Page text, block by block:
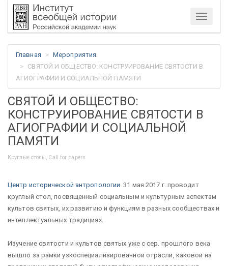
Меню
Главная
Мероприятия
СВЯТОЙ И ОБЩЕСТВО: КОНСТРУИРОВАНИЕ СВЯТОСТИ В
АГИОГРАФИИ И СОЦИАЛЬНОЙ ПАМЯТИ
СВЯТОЙ И ОБЩЕСТВО:
КОНСТРУИРОВАНИЕ СВЯТОСТИ В
АГИОГРАФИИ И СОЦИАЛЬНОЙ
ПАМЯТИ
Круглые столы, Call for papers
Центр исторической антропологии 31 мая 2017 г. проводит
круглый стол, посвященный социальным и культурным аспектам
культов святых, их развитию и функциям в разных сообществах и
интеллектуальных традициях.
Изучение святости и культов святых уже с сер. прошлого века
вышло за рамки узкоспециализированной отрасли, каковой на